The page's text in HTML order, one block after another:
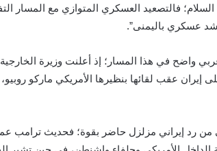
فالتصعيد العسكري المتوازي مع المسار
عسكري باليمنى”.
واضح في هذا المسار؛ إذ أعلنت وزيرة الخارجية
إيران عقب لقائها بنظيرها الأمريكي ماركو
من رد إيراني مزلزل حاضر بقوة؛ فحديث ترامب